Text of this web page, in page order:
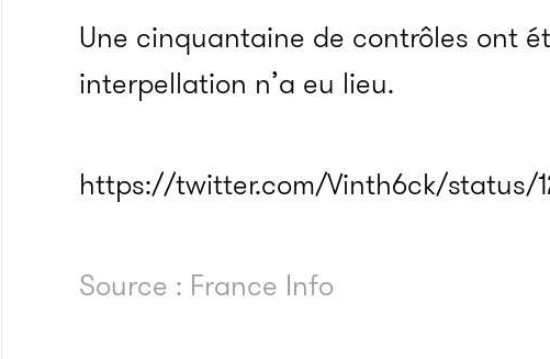
Une cinquantaine de contrôles ont
interpellation n’a eu lieu.
https://twitter.com/Vinth6ck/status/
Source : France Info